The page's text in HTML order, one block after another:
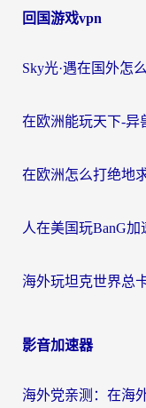
回国游戏vpn
影音加速器